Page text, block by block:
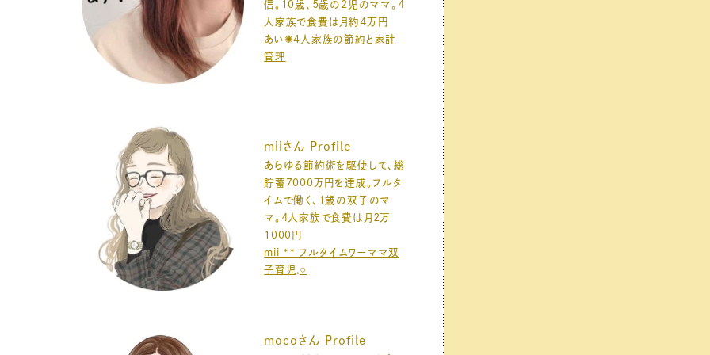
信。10歳、５歳の２児のママ。４
人家族で食費は月約４万円
あい✺4人家族の節約と家計
管理
miiさん Profile
あらゆる節約術を駆使して、総
貯蓄7000万円を達成。フルタ
イムで働く、１歳の双子のマ
マ。４人家族で食費は月２万
1000円
mii ** フルタイムワーママ双
子育児𓈒𓏸
mocoさん Profile